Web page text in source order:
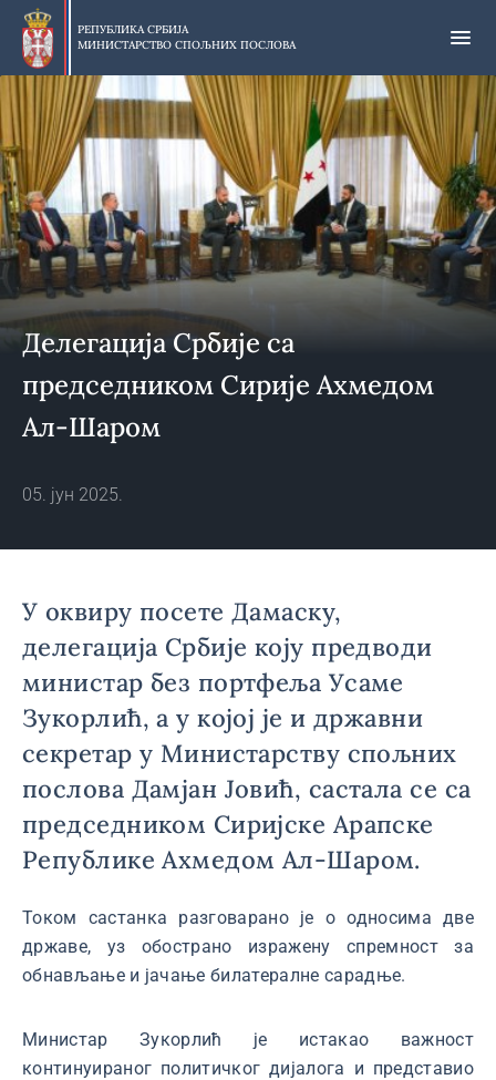
Прескочи
главни
део
садржаја
РЕПУБЛИКА СРБИЈА
МИНИСТАРСТВО СПОЉНИХ ПОСЛОВА
Делегација Србије са
председником Сирије Ахмедом
Ал-Шаром
05. јун 2025.
У оквиру посете Дамаску,
делегација Србије коју предводи
министар без портфеља Усаме
Зукорлић, а у којој је и државни
секретар у Министарству спољних
послова Дамјан Јовић, састала се са
председником Сиријске Арапске
Републике Ахмедом Ал-Шаром.
Током састанка разговарано је о односима две
државе, уз обострано изражену спремност за
обнављање и јачање билатералне сарадње.
Министар Зукорлић је истакао важност
континуираног политичког дијалога и представио